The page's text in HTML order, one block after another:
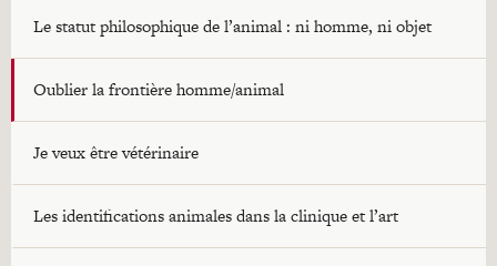
Le statut philosophique de l’animal : ni homme, ni objet
Oublier la frontière homme/animal
Je veux être vétérinaire
Les identifications animales dans la clinique et l’art